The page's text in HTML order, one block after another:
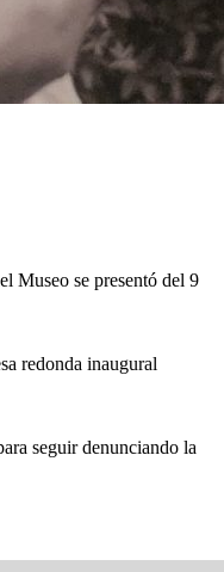
Museo se presentó del 9
redonda inaugural
seguir denunciando la